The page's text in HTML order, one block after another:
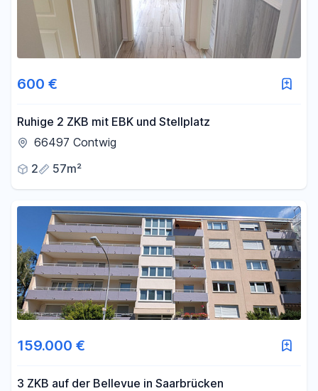
600 €
Ruhige 2 ZKB mit EBK und Stellplatz
66497 Contwig
2
57m²
159.000 €
3 ZKB auf der Bellevue in Saarbrücken